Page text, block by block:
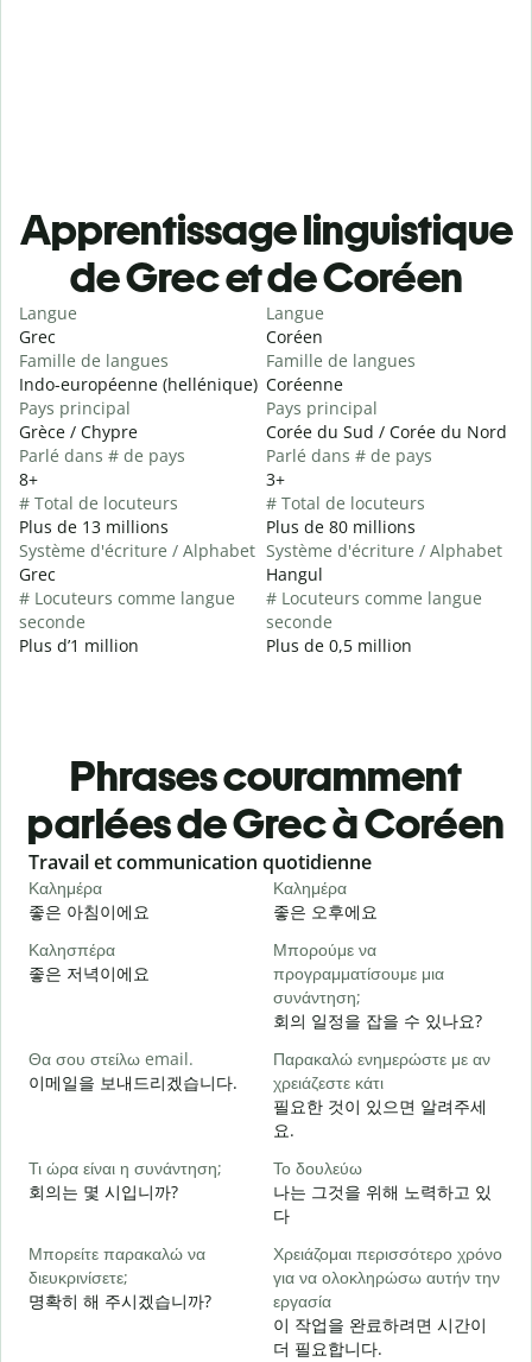
Apprentissage linguistique
de Grec et de Coréen
Langue
Grec
Famille de langues
Indo-européenne (hellénique)
Pays principal
Grèce / Chypre
Parlé dans # de pays
8+
# Total de locuteurs
Plus de 13 millions
Système d'écriture / Alphabet
Grec
# Locuteurs comme langue
seconde
Plus d’1 million
Langue
Coréen
Famille de langues
Coréenne
Pays principal
Corée du Sud / Corée du Nord
Parlé dans # de pays
3+
# Total de locuteurs
Plus de 80 millions
Système d'écriture / Alphabet
Hangul
# Locuteurs comme langue
seconde
Plus de 0,5 million
Phrases couramment
parlées de Grec à Coréen
Slide 1 of 6
Travail et communication quotidienne
Καλημέρα
좋은 아침이에요
Καλημέρα
좋은 오후에요
Καλησπέρα
좋은 저녁이에요
Μπορούμε να
προγραμματίσουμε μια
συνάντηση;
회의 일정을 잡을 수 있나요?
Θα σου στείλω email.
이메일을 보내드리겠습니다.
Παρακαλώ ενημερώστε με αν
χρειάζεστε κάτι
필요한 것이 있으면 알려주세
요.
Τι ώρα είναι η συνάντηση;
회의는 몇 시입니까?
Το δουλεύω
나는 그것을 위해 노력하고 있
다
Μπορείτε παρακαλώ να
διευκρινίσετε;
명확히 해 주시겠습니까?
Χρειάζομαι περισσότερο χρόνο
για να ολοκληρώσω αυτήν την
εργασία
이 작업을 완료하려면 시간이
더 필요합니다.